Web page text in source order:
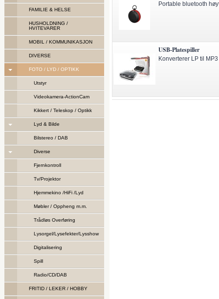
FAMILIE & HELSE
HUSHOLDNING /
HVITEVARER
MOBIL / KOMMUNIKASJON
DIVERSE
FOTO / LYD / OPTIKK
Utstyr
Videokamera-ActionCam
Kikkert / Teleskop / Optikk
Lyd & Bilde
Bilstereo / DAB
Diverse
Fjernkontroll
Tv/Projektor
Hjemmekino /HiFi /Lyd
Møbler / Oppheng m.m.
Trådløs Overføring
Lysorgel/Lysefekter/Lysshow
Digitalisering
Spill
Radio/CD/DAB
FRITID / LEKER / HOBBY
Portable bluetooth
USB-Platespiller
Konverterer LP til MP3